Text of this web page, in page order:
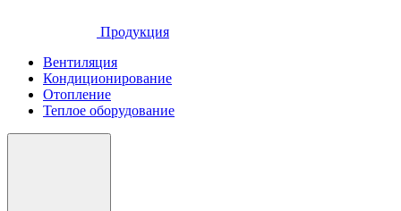
Продукция
Вентиляция
Кондиционирование
Отопление
Теплое оборудование